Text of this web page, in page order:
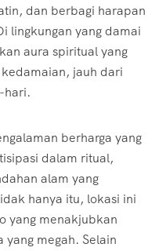
dan berbagi harapan
lingkungan yang damai
aura spiritual yang
jauh dari
hari.
berharga yang
dalam ritual,
alam yang
hanya itu, lokasi ini
yang menakjubkan
megah. Selain